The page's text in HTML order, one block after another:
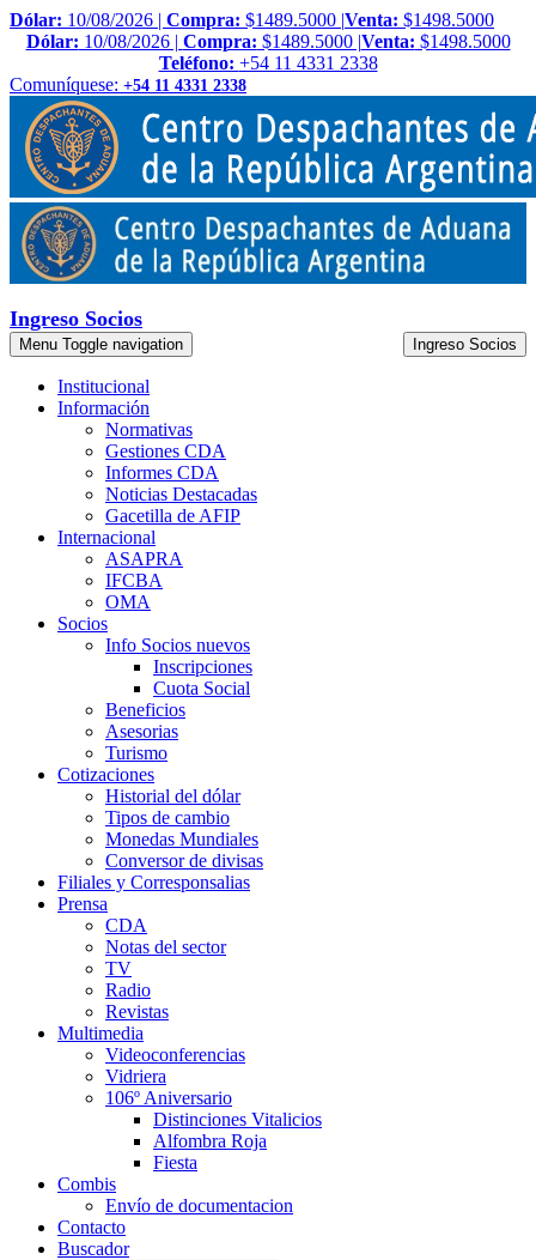
Dólar: 10/08/2026 | Compra: $1489.5000 |Venta: $1498.5000
Dólar: 10/08/2026 | Compra: $1489.5000 |Venta: $1498.5000
Teléfono: +54 11 4331 2338
Comuníquese: +54 11 4331 2338
Ingreso Socios
Menu Toggle navigation Ingreso Socios
Institucional
Información
Normativas
Gestiones CDA
Informes CDA
Noticias Destacadas
Gacetilla de AFIP
Internacional
ASAPRA
IFCBA
OMA
Socios
Info Socios nuevos
Inscripciones
Cuota Social
Beneficios
Asesorias
Turismo
Cotizaciones
Historial del dólar
Tipos de cambio
Monedas Mundiales
Conversor de divisas
Filiales y Corresponsalias
Prensa
CDA
Notas del sector
TV
Radio
Revistas
Multimedia
Videoconferencias
Vidriera
106º Aniversario
Distinciones Vitalicios
Alfombra Roja
Fiesta
Combis
Envío de documentacion
Contacto
Buscador